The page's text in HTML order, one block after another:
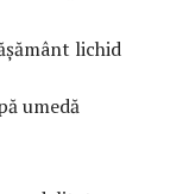
lichid
umedă